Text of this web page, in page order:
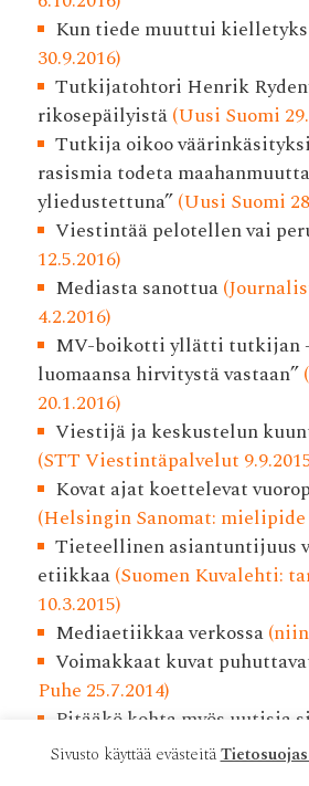
Kun tiede muuttui
30.9.2016)
Tutkijatohtori Henrik
rikosepäilyistä(Uusi Suomi
Tutkija oikoo
rasismia todeta
yliedustettuna”(Uusi Suomi
Viestintää pelotellen vai
12.5.2016)
Mediasta sanottua
4.2.2016)
MV-boikotti yllätti tutkijan
luomaansa hirvitystä vastaan”
20.1.2016)
Viestijä ja keskustelun
(STT Viestintäpalvelut
Kovat ajat koettelevat
(Helsingin Sanomat: mielipide
Tieteellinen asiantuntijuus
etiikkaa(Suomen Kuvalehti:
10.3.2015)
Mediaetiikkaa verkossa
Voimakkaat kuvat
Puhe 25.7.2014)
Pitääkö kohta myös uutisia
rikollinen niin pyytää?
Sivusto käyttää evästeitä